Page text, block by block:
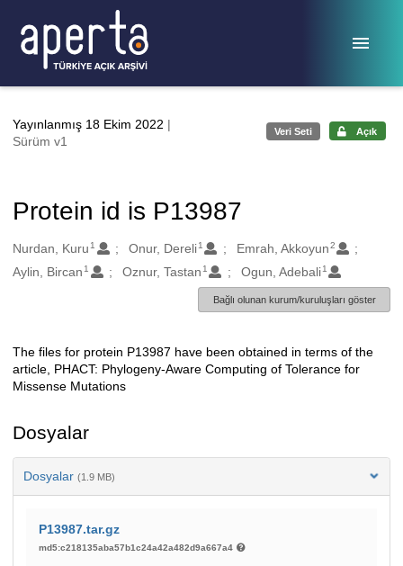
Yayınlanmış 18 Ekim 2022 |
Sürüm v1
Veri Seti Açık
Protein id is P13987
Oluşturanlar
Nurdan, Kuru 1 Onur, Dereli 1 Emrah, Akkoyun2
Aylin, Bircan 1 Oznur, Tastan 1 Ogun, Adebali 1
Bağlı olunan kurum/kuruluşları göster
Açıklama
The files for protein P13987 have been obtained in terms of the
article, PHACT: Phylogeny-Aware Computing of Tolerance for
Missense Mutations
Dosyalar
Dosyalar (1.9 MB)
P13987.tar.gz
md5:c218135aba57b1c24a42a482d9a667a4